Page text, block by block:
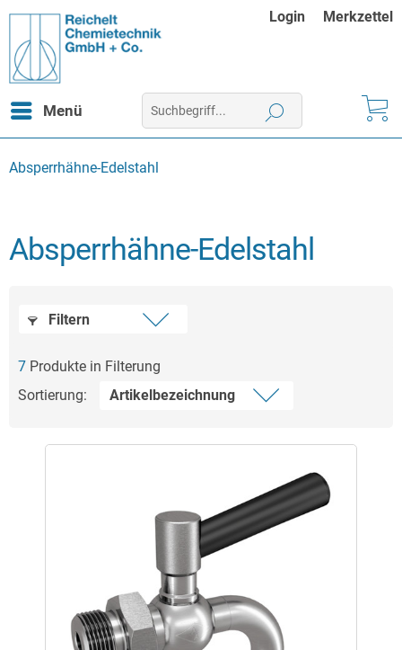
Login Merkzettel
Menü
Absperrhähne-Edelstahl
Absperrhähne-Edelstahl
Filtern
7 Produkte in Filterung
Sortierung: